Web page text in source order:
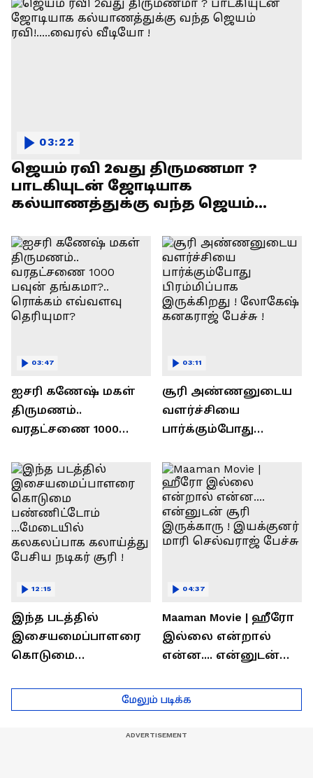
ஜெயம் ரவி 2வது திருமணமா ?
பாடகியுடன் ஜோடியாக
கல்யாணத்துக்கு வந்த ஜெயம்
03:22
ஐசரி கணேஷ் மகள்
திருமணம்..
வரதட்சணை 1000
ரொக்கம் எவ்வளவு
தெரியுமா?
03:47
சூரி அண்ணனுடைய
வளர்ச்சியை
பார்க்கும்போது
இருக்கிறது !
லோகேஷ் கனகராஜ்
பேச்சு !
03:11
இந்த படத்தில்
இசையமைப்பாளரை
கொடுமை
...மேடையில்
கலகலப்பாக
12:15
Maaman Movie | ஹீரோ
இல்லை என்றால்
என்ன.... என்னுடன்
இயக்குனர் மாரி
செல்வராஜ் பேச்சு
04:37
மேலும் படிக்க